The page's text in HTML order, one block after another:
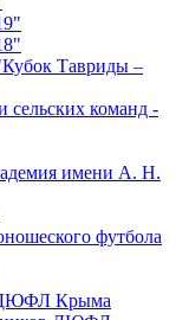
Тавриды –
сельских команд -
имени А. Н.
футбола
ДЮФЛ Крыма